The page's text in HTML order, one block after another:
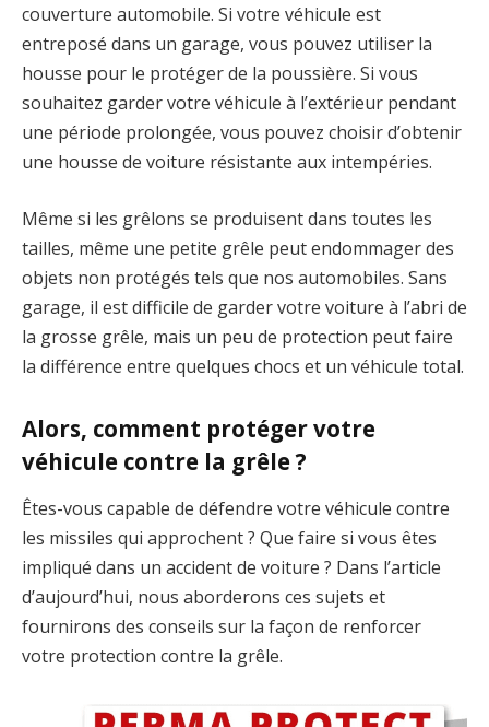
couverture automobile. Si votre véhicule est
entreposé dans un garage, vous pouvez utiliser la
housse pour le protéger de la poussière. Si vous
souhaitez garder votre véhicule à l’extérieur pendant
une période prolongée, vous pouvez choisir d’obtenir
une housse de voiture résistante aux intempéries.
Même si les grêlons se produisent dans toutes les
tailles, même une petite grêle peut endommager des
objets non protégés tels que nos automobiles. Sans
garage, il est difficile de garder votre voiture à l’abri de
la grosse grêle, mais un peu de protection peut faire
la différence entre quelques chocs et un véhicule total.
Alors, comment protéger votre
véhicule contre la grêle ?
Êtes-vous capable de défendre votre véhicule contre
les missiles qui approchent ? Que faire si vous êtes
impliqué dans un accident de voiture ? Dans l’article
d’aujourd’hui, nous aborderons ces sujets et
fournirons des conseils sur la façon de renforcer
votre protection contre la grêle.